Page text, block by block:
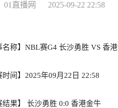
01直播网 2025-09-22 22:58
名称】NBL赛G4 长沙勇胜 VS 香
时间】2025年09月22日 22:58
结果】 长沙勇胜 0:0 香港金牛